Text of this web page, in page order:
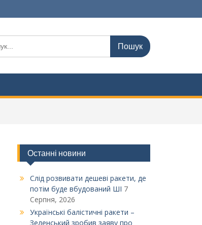
Останні новини
Слід розвивати дешеві ракети, де
потім буде вбудований ШІ 7
Серпня, 2026
Українські балістичні ракети –
Зеленський зробив заяву про